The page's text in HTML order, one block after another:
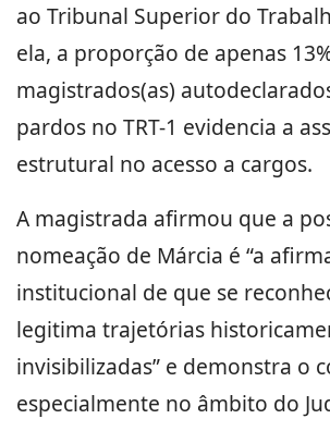
ao Tribunal Superior do
ela, a proporção de apenas
magistrados(as)
pardos no TRT-1 evidencia a
estrutural no acesso a cargos.
A magistrada afirmou que a
nomeação de Márcia é “a
institucional de que se
legitima trajetórias
invisibilizadas” e demonstra o
especialmente no âmbito do